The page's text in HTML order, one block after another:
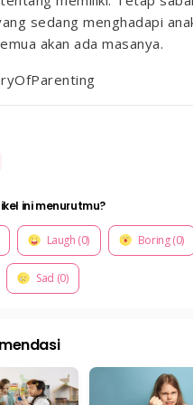
sedang menghadapi
akan ada masanya.
ini menurutmu?
Laugh (0) Boring (0)
Sad (0)